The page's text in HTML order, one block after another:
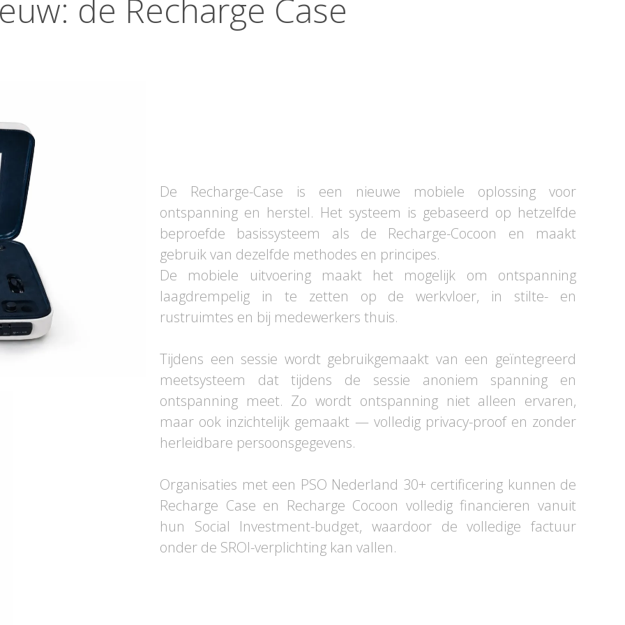
de Recharge Case
De Recharge-Case is een nieuwe mobiele oplossing voor
ontspanning en herstel. Het systeem is gebaseerd op hetzelfde
beproefde basissysteem als de Recharge-Cocoon en maakt
gebruik van dezelfde methodes en principes.
De mobiele uitvoering maakt het mogelijk om ontspanning
laagdrempelig in te zetten op de werkvloer, in stilte- en
rustruimtes en bij medewerkers thuis.
Tijdens een sessie wordt gebruikgemaakt van een geïntegreerd
meetsysteem dat tijdens de sessie anoniem spanning en
ontspanning meet. Zo wordt ontspanning niet alleen ervaren,
maar ook inzichtelijk gemaakt — volledig privacy-proof en zonder
herleidbare persoonsgegevens.
Organisaties met een PSO Nederland 30+ certificering kunnen de
Recharge Case en Recharge Cocoon volledig financieren vanuit
hun Social Investment-budget, waardoor de volledige factuur
onder de SROI-verplichting kan vallen.